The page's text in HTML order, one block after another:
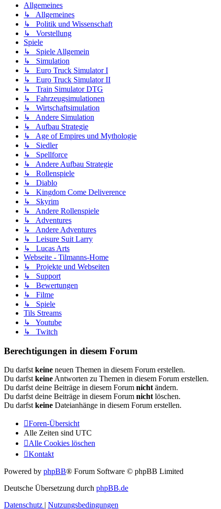
Allgemeines
↳ Allgemeines
↳ Politik und Wissenschaft
↳ Vorstellung
Spiele
↳ Spiele Allgemein
↳ Simulation
↳ Euro Truck Simulator I
↳ Euro Truck Simulator II
↳ Train Simulator DTG
↳ Fahrzeugsimulationen
↳ Wirtschaftsimulation
↳ Andere Simulation
↳ Aufbau Strategie
↳ Age of Empires und Mythologie
↳ Siedler
↳ Spellforce
↳ Andere Aufbau Strategie
↳ Rollenspiele
↳ Diablo
↳ Kingdom Come Deliverence
↳ Skyrim
↳ Andere Rollenspiele
↳ Adventures
↳ Andere Adventures
↳ Leisure Suit Larry
↳ Lucas Arts
Webseite - Tilmanns-Home
↳ Projekte und Webseiten
↳ Support
↳ Bewertungen
↳ Filme
↳ Spiele
Tils Streams
↳ Youtube
↳ Twitch
Berechtigungen in diesem Forum
Du darfst keine neuen Themen in diesem Forum erstellen.
Du darfst keine Antworten zu Themen in diesem Forum erstellen.
Du darfst deine Beiträge in diesem Forum nicht ändern.
Du darfst deine Beiträge in diesem Forum nicht löschen.
Du darfst keine Dateianhänge in diesem Forum erstellen.
Foren-Übersicht
Alle Zeiten sind UTC
Alle Cookies löschen
Kontakt
Powered by phpBB® Forum Software © phpBB Limited
Deutsche Übersetzung durch phpBB.de
Datenschutz | Nutzungsbedingungen